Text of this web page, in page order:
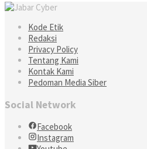
Kode Etik
Redaksi
Privacy Policy
Tentang Kami
Kontak Kami
Pedoman Media Siber
Social Network
Facebook
Instagram